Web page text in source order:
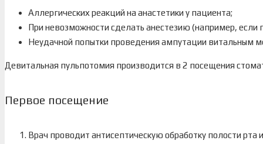
Аллергических реакций на анастетики у пациента;
При невозможности сделать анестезию (например,
Неудачной попытки проведения ампутации витальным
Девитальная пульпотомия производится в 2 посещения
Первое посещение
Врач проводит антисептическую обработку полости рта